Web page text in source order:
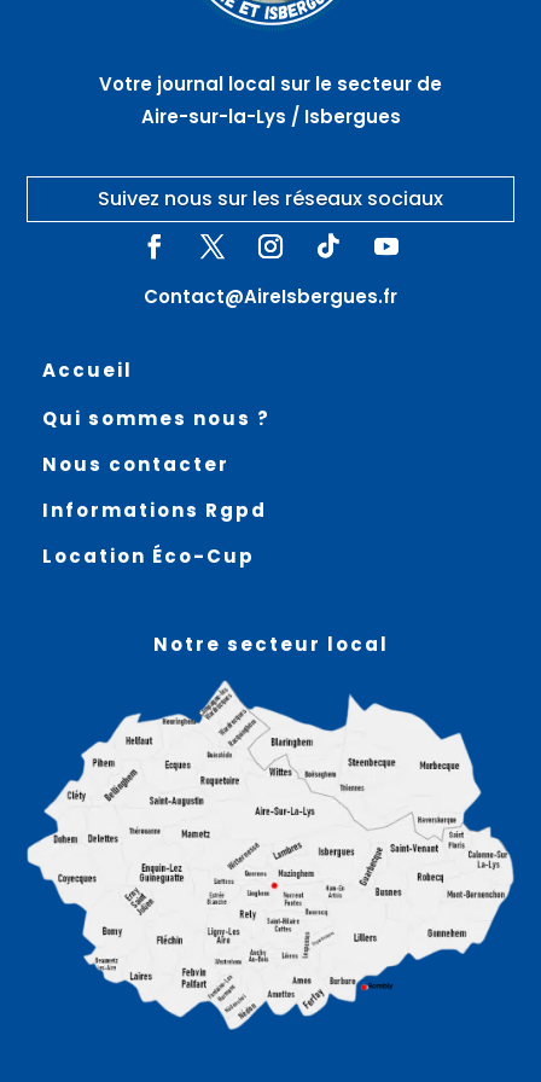
Votre journal local sur le secteur de
Aire-sur-la-Lys / Isbergues
Suivez nous sur les réseaux sociaux
Contact@AireIsbergues.fr
Accueil
Qui sommes nous ?
Nous contacter
Informations Rgpd
Location Éco-Cup
Notre secteur local